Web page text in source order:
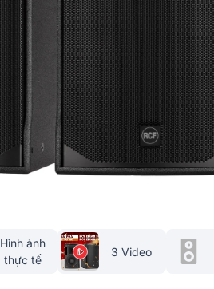
Hình ảnh
thực tế
3 Video